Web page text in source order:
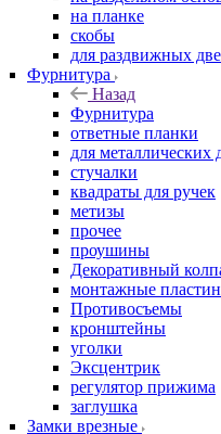
на планке
скобы
для раздвижных
Фурнитура
Назад
Фурнитура
ответные планки
для металлических
стучалки
квадраты для ручек
метизы
прочее
проушины
Декоративный
монтажные
Противосъемы
кронштейны
уголки
Эксцентрик
регулятор прижима
заглушка
Замки врезные